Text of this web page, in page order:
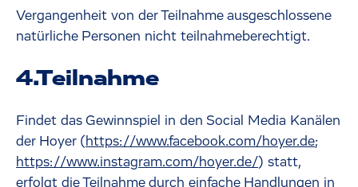
Vergangenheit von der Teilnahme ausgeschlossene
natürliche Personen nicht teilnahmeberechtigt.
4.Teilnahme
Findet das Gewinnspiel in den Social Media Kanälen
der Hoyer (https://www.facebook.com/hoyer.de;
https://www.instagram.com/hoyer.de/) statt,
erfolgt die Teilnahme durch einfache Handlungen in